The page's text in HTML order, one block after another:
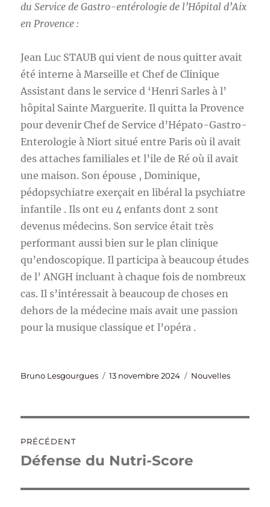
du Service de Gastro-entérologie de l’Hôpital d’Aix
en Provence :
Jean Luc STAUB qui vient de nous quitter avait
été interne à Marseille et Chef de Clinique
Assistant dans le service d ‘Henri Sarles à l’
hôpital Sainte Marguerite. Il quitta la Provence
pour devenir Chef de Service d’Hépato-Gastro-
Enterologie à Niort situé entre Paris où il avait
des attaches familiales et l’ile de Ré où il avait
une maison. Son épouse , Dominique,
pédopsychiatre exerçait en libéral la psychiatre
infantile . Ils ont eu 4 enfants dont 2 sont
devenus médecins. Son service était très
performant aussi bien sur le plan clinique
qu’endoscopique. Il participa à beaucoup études
de l’ ANGH incluant à chaque fois de nombreux
cas. Il s’intéressait à beaucoup de choses en
dehors de la médecine mais avait une passion
pour la musique classique et l’opéra .
Auteur
Bruno Lesgourgues
Publié
13 novembre 2024 Catégories
Nouvelles
de
PRÉCÉDENT
Publication
Défense du Nutri-Score